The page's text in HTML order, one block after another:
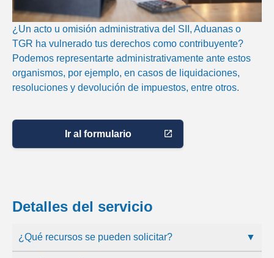
¿Un acto u omisión administrativa del SII, Aduanas o
TGR ha vulnerado tus derechos como contribuyente?
Podemos representarte administrativamente ante estos
organismos, por ejemplo, en casos de liquidaciones,
resoluciones y devolución de impuestos, entre otros.
Ir al formulario
Detalles del servicio
¿Qué recursos se pueden solicitar? ▼